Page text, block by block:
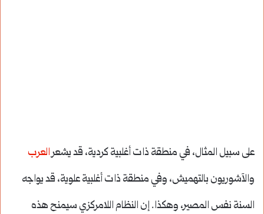
على سبيل المثال، في منطقة ذات أغلبية كردية، قد يشعرالعرب
والآشوريون بالتهميش، وفي منطقة ذات أغلبية علوية، قد يواجه
السنة نفس المصير، وهكذا. إن النظام اللامركزي سيمنح هذه